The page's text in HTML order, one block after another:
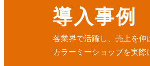
導入事例
各業界で活躍し、売上を伸
カラーミーショップを実際